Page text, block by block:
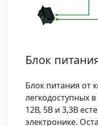
Блок
Блок питания
легкодоступных
12В, 5В и 3,3В
электронике.